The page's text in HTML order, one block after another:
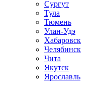
Сургут
Тула
Тюмень
Улан-Удэ
Хабаровск
Челябинск
Чита
Якутск
Ярославль